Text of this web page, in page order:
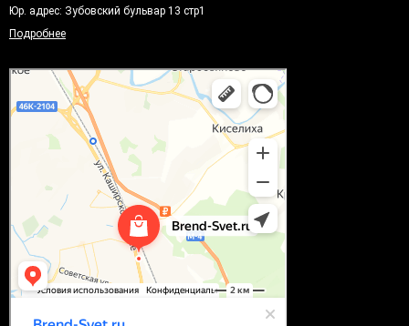
Юр. адрес: Зубовский бульвар 13 стр1
Подробнее